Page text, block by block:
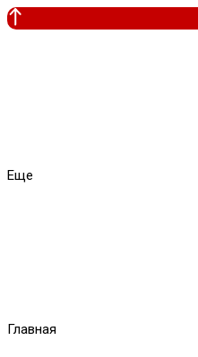
Еще
Главная